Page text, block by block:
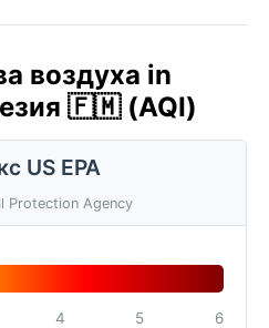
воздуха in
🇫🇲 (AQI)
US EPA
Protection Agency
4 5 6